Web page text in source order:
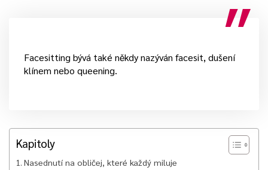
Facesitting bývá také někdy nazýván facesit, dušení
klínem nebo queening.
Kapitoly
Nasednutí na obličej, které každý miluje